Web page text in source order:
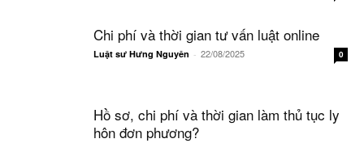
Chi phí và thời gian tư vấn luật online
Luật sư Hưng Nguyên - 22/08/2025 0
Hồ sơ, chi phí và thời gian làm thủ tục ly
hôn đơn phương?